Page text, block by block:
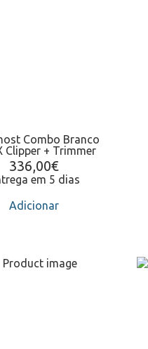
Combo Branco
Clipper + Trimmer
336,00€
em 5 dias
Adicionar